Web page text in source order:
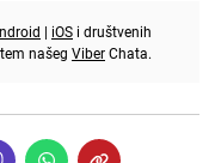
| iOS i društvenih
našeg ViberChata.